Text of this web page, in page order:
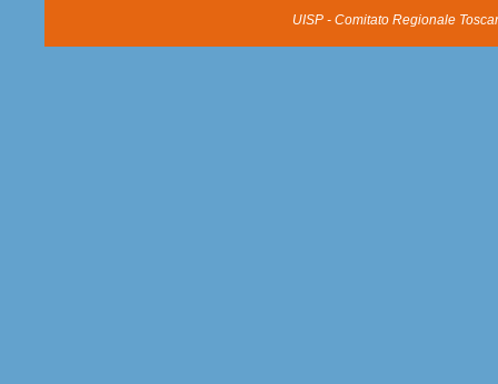
UISP - Comitato Regionale